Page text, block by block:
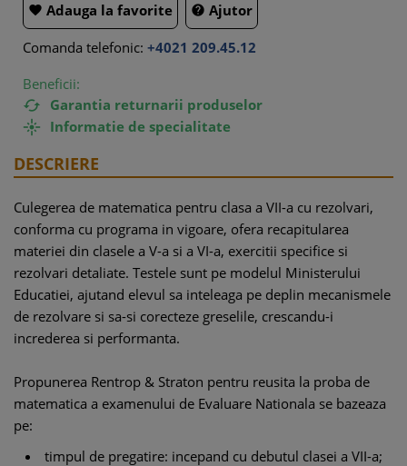
 Adauga la favorite  Ajutor
Comanda telefonic: +4021 209.45.12
Beneficii:
 Garantia returnarii produselor
 Informatie de specialitate
DESCRIERE
Culegerea de matematica pentru clasa a VII-a cu rezolvari,
conforma cu programa in vigoare, ofera recapitularea
materiei din clasele a V-a si a VI-a, exercitii specifice si
rezolvari detaliate. Testele sunt pe modelul Ministerului
Educatiei, ajutand elevul sa inteleaga pe deplin mecanismele
de rezolvare si sa-si corecteze greselile, crescandu-i
increderea si performanta.
Propunerea Rentrop & Straton pentru reusita la proba de
matematica a examenului de Evaluare Nationala se bazeaza
pe:
timpul de pregatire: incepand cu debutul clasei a VII-a;